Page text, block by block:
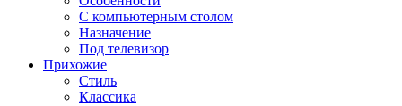
С компьютерным столом
Назначение
Под телевизор
Прихожие
Стиль
Классика